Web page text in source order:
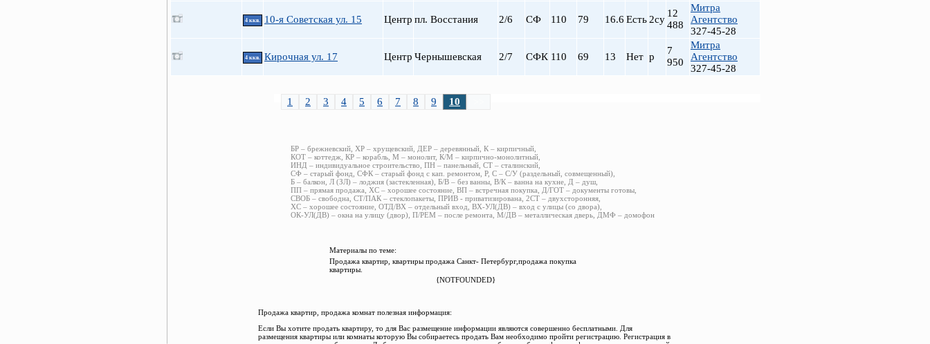
4 ккв. 10-я Советская ул. 15 Центр пл. Восстания 2/6 СФ 110 79 16.6 Есть 2су
12
488
Митра
Агентство
327-45-28
4 ккв. Кирочная ул. 17 Центр Чернышевская 2/7 СФК 110 69 13 Нет р
7
950
Митра
Агентство
327-45-28
1 2 3 4 5 6 7 8 9 10
БР – брежневский, ХР – хрущевский, ДЕР – деревянный, К – кирпичный,
КОТ – коттедж, КР – корабль, М – монолит, К/М – кирпично-монолитный,
ИНД – индивидуальное строительство, ПН – панельный, СТ – сталинский,
СФ – старый фонд, СФК – старый фонд с кап. ремонтом, Р, С – С/У (раздельный, совмещенный),
Б – балкон, Л (ЗЛ) – лоджия (застекленная), Б/В – без ванны, В/К – ванна на кухне, Д – душ,
ПП – прямая продажа, ХС – хорошее состояние, ВП – встречная покупка, Д/ГОТ – документы готовы,
СВОБ – свободна, СТ/ПАК – стеклопакеты, ПРИВ - приватизирована, 2СТ – двухсторонняя,
ХС – хорошее состояние, ОТД/ВХ – отдельный вход, ВХ-УЛ(ДВ) – вход с улицы (со двора),
ОК-УЛ(ДВ) – окна на улицу (двор), П/РЕМ – после ремонта, М/ДВ – металлическая дверь, ДМФ – домофон
Материалы по теме:
Продажа квартир, квартиры продажа Санкт- Петербург,продажа покупка
квартиры.
{NOTFOUNDED}
Продажа квартир, продажа комнат полезная информация:
Если Вы хотите продать квартиру, то для Вас размещение информации являются совершенно бесплатными. Для
размещения квартиры или комнаты которую Вы собираетесь продать Вам необходимо пройти регистрацию. Регистрация в